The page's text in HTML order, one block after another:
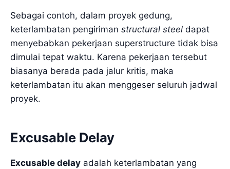
Sebagai contoh, dalam proyek gedung,
keterlambatan pengiriman structural steel dapat
menyebabkan pekerjaan superstructure tidak bisa
dimulai tepat waktu. Karena pekerjaan tersebut
biasanya berada pada jalur kritis, maka
keterlambatan itu akan menggeser seluruh jadwal
proyek.
Excusable Delay
Excusable delay adalah keterlambatan yang